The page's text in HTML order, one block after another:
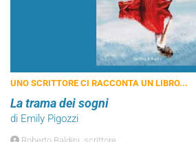
UNO SCRITTORE CI RACCONTA UN LIBRO...
La trama dei sogni
di Emily Pigozzi